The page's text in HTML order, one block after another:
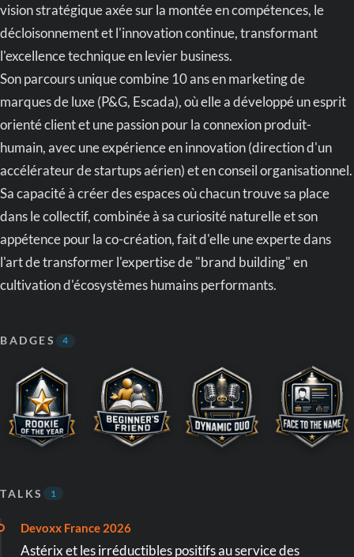
vision stratégique axée sur la montée en compétences, le
décloisonnement et l'innovation continue, transformant
l'excellence technique en levier business.
Son parcours unique combine 10 ans en marketing de
marques de luxe (P&G, Escada), où elle a développé un esprit
orienté client et une passion pour la connexion produit-
humain, avec une expérience en innovation (direction d'un
accélérateur de startups aérien) et en conseil organisationnel.
Sa capacité à créer des espaces où chacun trouve sa place
dans le collectif, combinée à sa curiosité naturelle et son
appétence pour la co-création, fait d'elle une experte dans
l'art de transformer l'expertise de "brand building" en
cultivation d'écosystèmes humains performants.
BADGES 4
TALKS 1
Devoxx France 2026
Astérix et les irréductibles positifs au service des